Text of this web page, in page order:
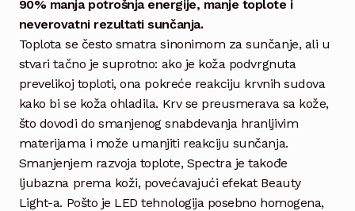
90% manja potrošnja energije, manje toplote i
neverovatni rezultati sunčanja.
Toplota se često smatra sinonimom za sunčanje, ali u
stvari tačno je suprotno: ako je koža podvrgnuta
prevelikoj toploti, ona pokreće reakciju krvnih sudova
kako bi se koža ohladila. Krv se preusmerava sa kože,
što dovodi do smanjenog snabdevanja hranljivim
materijama i može umanjiti reakciju sunčanja.
Smanjenjem razvoja toplote, Spectra je takođe
ljubazna prema koži, povećavajući efekat Beauty
Light-a. Pošto je LED tehnologija posebno homogena,